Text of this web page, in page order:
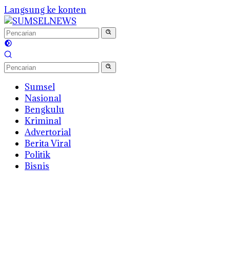
Langsung ke konten
Sumsel
Nasional
Bengkulu
Kriminal
Advertorial
Berita Viral
Politik
Bisnis